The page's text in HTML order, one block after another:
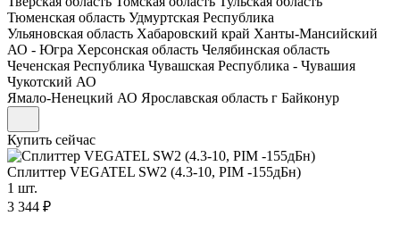
Тюменская область Удмуртская Республика
Ульяновская область Хабаровский край Ханты-Мансийский
АО - Югра Херсонская область Челябинская область
Чеченская Республика Чувашская Республика - Чувашия
Чукотский АО
Ямало-Ненецкий АО Ярославская область г Байконур
Купить сейчас
Сплиттер VEGATEL SW2 (4.3-10, PIM -155дБн)
1 шт.
3 344 ₽